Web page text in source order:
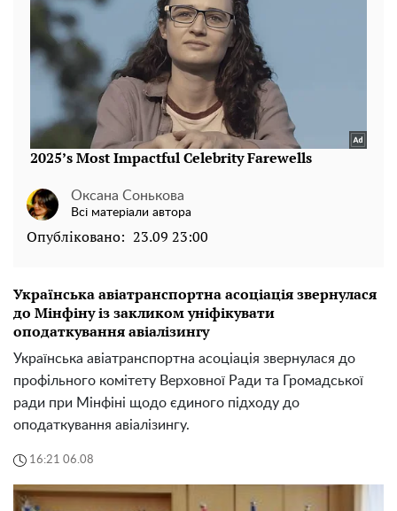
Оксана Сонькова
Всі матеріали автора
Опубліковано: 23.09 23:00
Українська авіатранспортна асоціація звернулася
до Мінфіну із закликом уніфікувати
оподаткування авіалізингу
Українська авіатранспортна асоціація звернулася до
профільного комітету Верховної Ради та Громадської
ради при Мінфіні щодо єдиного підходу до
оподаткування авіалізингу.
16:21 06.08